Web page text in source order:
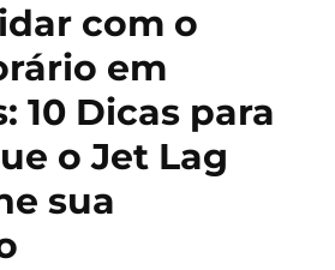
com o
em
10 Dicas para
o Jet Lag
sua